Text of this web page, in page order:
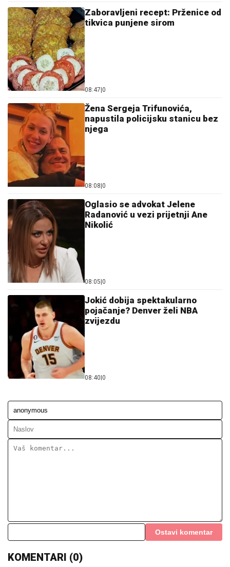
Zaboravljeni recept: Prženice od
tikvica punjene sirom
08:47 0
Žena Sergeja Trifunovića,
napustila policijsku stanicu bez
njega
08:08 0
Oglasio se advokat Jelene
Radanović u vezi prijetnji Ane
Nikolić
08:05 0
Jokić dobija spektakularno
pojačanje? Denver želi NBA
zvijezdu
08:40 0
Ostavi komentar
KOMENTARI (0)